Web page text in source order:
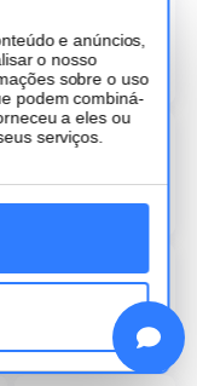
e anúncios,
o nosso
sobre o uso
podem combiná-
a eles ou
serviços.